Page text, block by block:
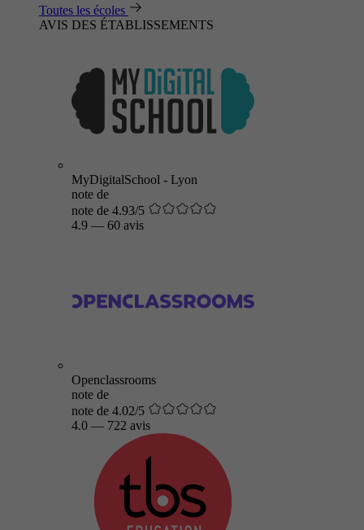
Toutes les écoles
AVIS DES ÉTABLISSEMENTS
MyDigitalSchool - Lyon
note de
note de 4.93/5
4.9 — 60 avis
Openclassrooms
note de
note de 4.02/5
4.0 — 722 avis